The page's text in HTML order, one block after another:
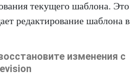
текущего шаблона. Это
редактирование шаблона в
изменения с